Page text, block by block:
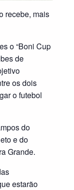
recebe, mais
o “Boni Cup
de
os dois
o futebol
do
e do
Grande.
estarão